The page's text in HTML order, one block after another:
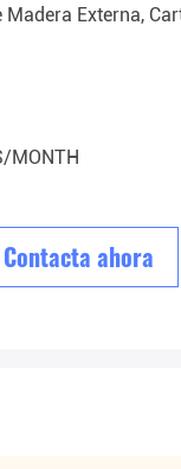
Madera Externa,
MONTH
Contacta ahora